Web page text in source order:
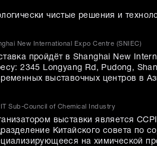
чистые решения и
New International Expo Centre (SNIEC)
пройдёт в Shanghai New
2345 Longyang Rd, Pudong,
выставочных центров в
Sub-Council of Chemical Industry
выставки является
Китайского совета по
на химической